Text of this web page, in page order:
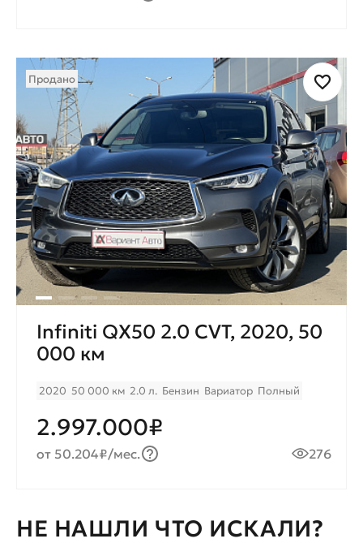
Продано
Infiniti QX50 2.0 CVT, 2020, 50
000 км
2020 50 000 км 2.0 л. Бензин Вариатор Полный
2.997.000₽
от 50.204₽/мес. 276
НЕ НАШЛИ ЧТО ИСКАЛИ?